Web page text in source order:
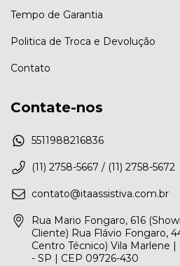
Tempo de Garantia
Politica de Troca e Devolução
Contato
Contate-nos
5511988216836
(11) 2758-5667 / (11) 2758-5672
contato@itaassistiva.com.br
Rua Mario Fongaro, 616
Cliente) Rua Flávio Fongaro,
Centro Técnico) Vila Marlene
- SP | CEP 09726-430